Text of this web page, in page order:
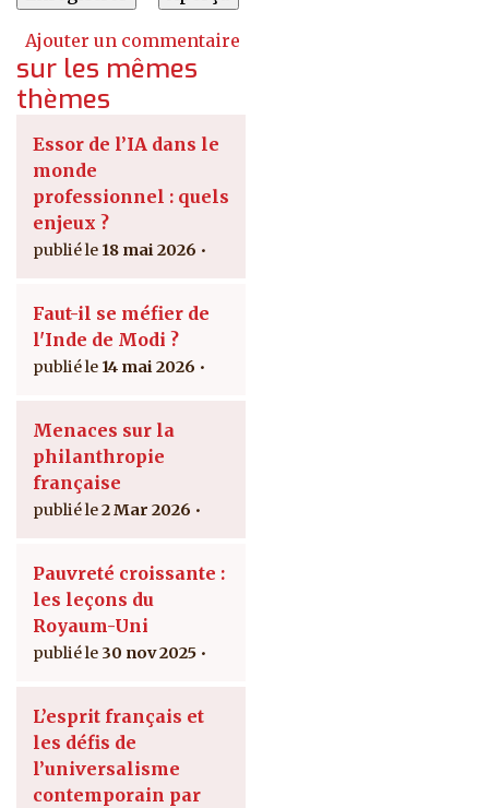
Ajouter un commentaire
sur les mêmes
thèmes
Essor de l’IA dans le
monde
professionnel : quels
enjeux ?
18 mai 2026
Faut-il se méfier de
l'Inde de Modi ?
14 mai 2026
Menaces sur la
philanthropie
française
2 Mar 2026
Pauvreté croissante :
les leçons du
Royaum-Uni
30 nov 2025
L’esprit français et
les défis de
l’universalisme
contemporain par